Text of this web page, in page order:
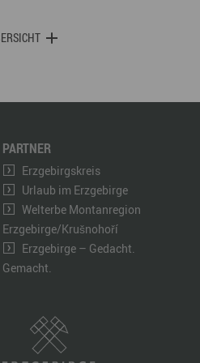
PARTNER
Erzgebirgskreis
Urlaub im Erzgebirge
Welterbe Montanregion
Erzgebirge/Krušnohoří
Erzgebirge – Gedacht.
Gemacht.